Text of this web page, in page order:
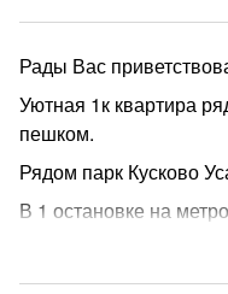
Рады Вас
Уютная 1к квартира
пешком.
Рядом парк Кусково
В 1 остановке на
В квартире есть все